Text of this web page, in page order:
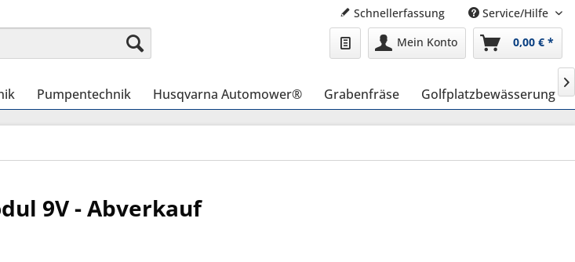
Schnellerfassung
Service/Hilfe
Mein Konto
0,00 € *
Pumpentechnik Husqvarna Automower® Grabenfräse Golfplatzbewässerung

9V - Abverkauf